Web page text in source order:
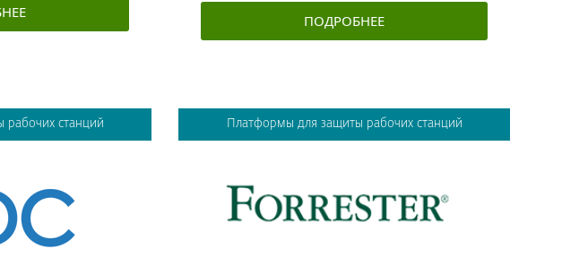
ПОДРОБНЕЕ
рабочих станций Платформы для защиты рабочих станций